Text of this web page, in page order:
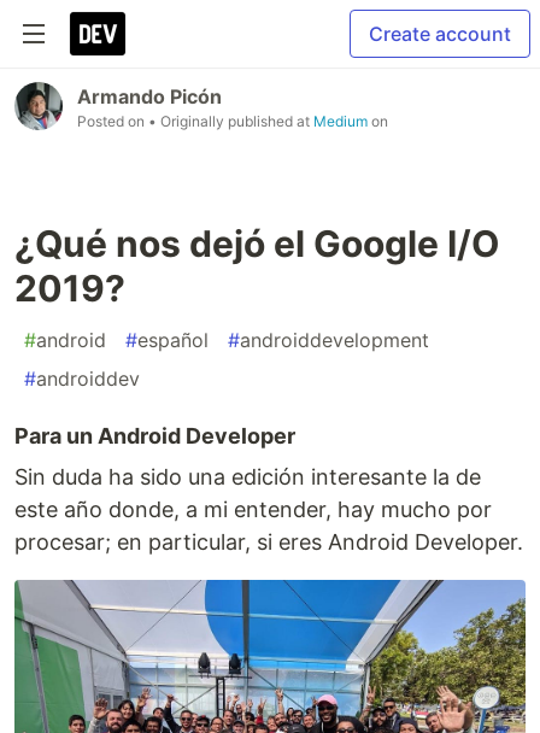
Create account
Armando Picón
Posted on • Originally published at Medium on
¿Qué nos dejó el Google I/O
2019?
#android #español #androiddevelopment
#androiddev
Para un Android Developer
Sin duda ha sido una edición interesante la de
este año donde, a mi entender, hay mucho por
procesar; en particular, si eres Android Developer.